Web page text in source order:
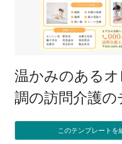
温かみのある
調の訪問介護の
このテンプレートを